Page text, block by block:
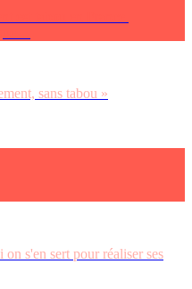
sans tabou »
s'en sert pour réaliser ses